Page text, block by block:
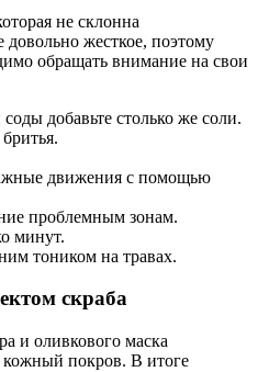
не склонна
жесткое, поэтому
обращать внимание на свои
добавьте столько же соли.
движения с помощью
проблемным зонам.
минут.
тоником на травах.
скраба
и оливкового маска
кожный покров. В итоге